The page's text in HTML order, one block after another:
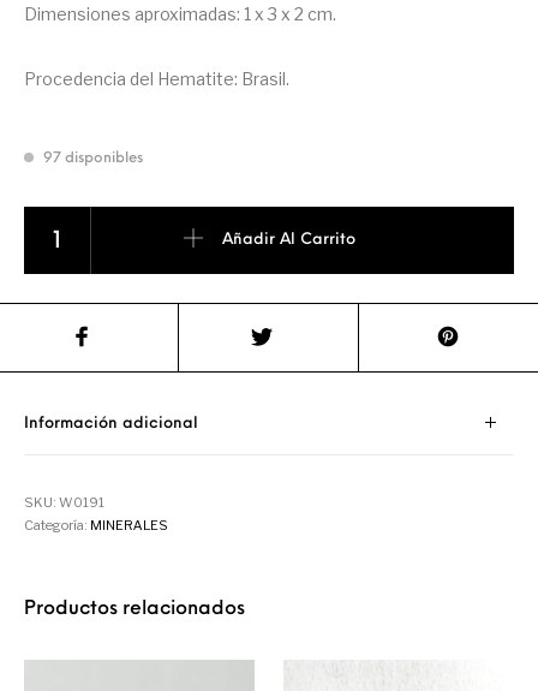
Dimensiones aproximadas: 1 x 3 x 2 cm.
Procedencia del Hematite: Brasil.
97 disponibles
Añadir Al Carrito
Información adicional
SKU:W0191
Categoría: MINERALES
Productos relacionados